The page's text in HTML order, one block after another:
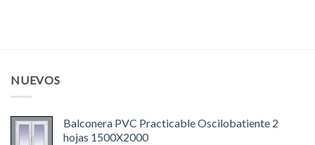
NUEVOS
Balconera PVC Practicable Oscilobatiente 2
hojas 1500X2000